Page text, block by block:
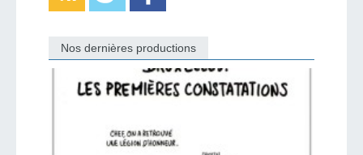
Nos dernières productions